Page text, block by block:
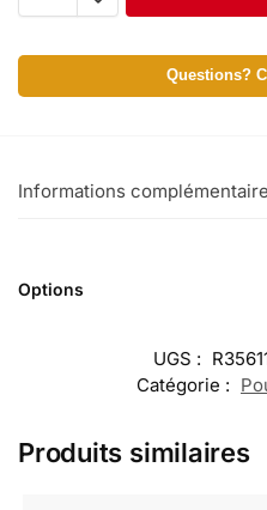
Questions?
Informations
Options
UGS :
Catégorie :
Produits similaires